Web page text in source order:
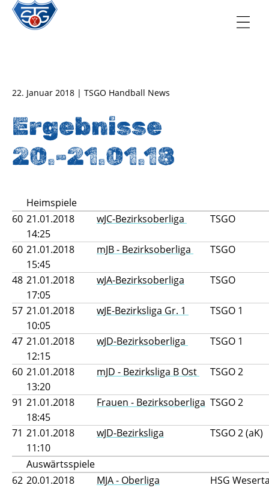
22. Januar 2018 | TSGO Handball News
Ergebnisse
20.-21.01.18
Heimspiele
60 21.01.2018
14:25
wJC-Bezirksoberliga TSGO
60 21.01.2018
15:45
mJB - Bezirksoberliga TSGO
48 21.01.2018
17:05
wJA-Bezirksoberliga TSGO
57 21.01.2018
10:05
wJE-Bezirksliga Gr. 1 TSGO 1
47 21.01.2018
12:15
wJD-Bezirksoberliga TSGO 1
60 21.01.2018
13:20
mJD - Bezirksliga B Ost TSGO 2
91 21.01.2018
18:45
Frauen - Bezirksoberliga TSGO 2
71 21.01.2018
11:10
wJD-Bezirksliga TSGO 2 (aK)
Auswärtsspiele
62 20.01.2018
MJA - Oberliga HSG